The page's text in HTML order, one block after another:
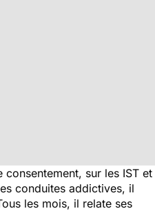
consentement, sur les IST et
conduites addictives, il
les mois, il relate ses